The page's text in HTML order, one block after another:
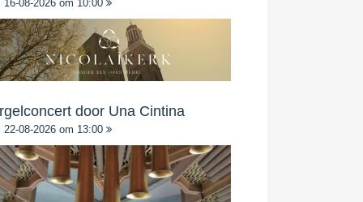
16-08-2026 om 10:00
door Una Cintina
22-08-2026 om 13:00